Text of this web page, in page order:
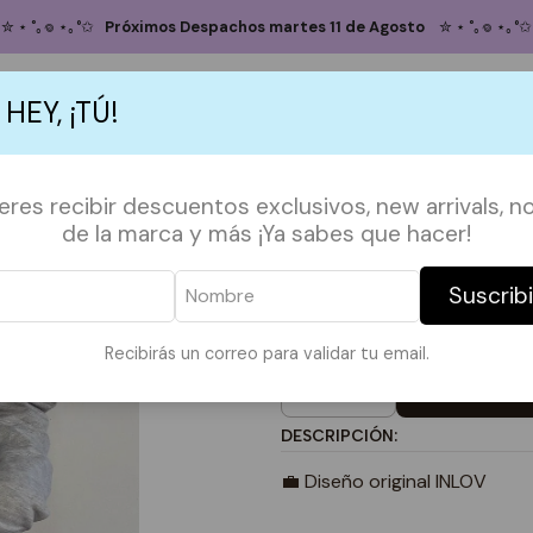
¡TÚ!
recibir descuentos exclusivos, new arrivals,
de la marca y más ¡Ya sabes que hacer!
Recibirás un correo para validar tu email.
ACCESORIOS POLERAS POLERONES TAZAS PAPELERÍA &
✮ ⋆ ˚｡𖦹 ⋆｡°✩ Próximos Despachos martes 11 de Agosto ✮ ⋆ ˚｡𖦹 ⋆｡°✩
POLERONES FRASES Y MÁS PULLOVER OBSESSIVE CAT
PULLOVER
DISORDER
TALLA
S M L
COLOR POLERA
Cantidad
DESCRIPCIÓN:
💼 Diseño original INLOV